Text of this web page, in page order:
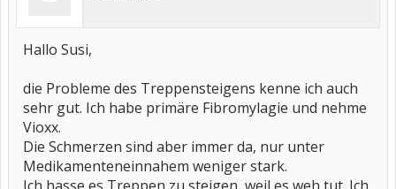
Hallo Susi,
die Probleme des Treppensteigens kenne ich auch
sehr gut. Ich habe primäre Fibromylagie und nehme
Vioxx.
Die Schmerzen sind aber immer da, nur unter
Medikamenteneinnahem weniger stark.